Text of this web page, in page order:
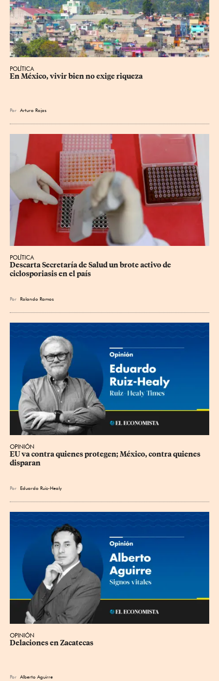
POLÍTICA
En México, vivir bien no exige riqueza
Por Arturo Rojas
POLÍTICA
Descarta Secretaría de Salud un brote activo de
ciclosporiasis en el país
Por Rolando Ramos
OPINIÓN
EU va contra quienes protegen; México, contra quienes
disparan
Por Eduardo Ruiz-Healy
OPINIÓN
Delaciones en Zacatecas
Por Alberto Aguirre